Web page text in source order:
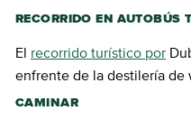
RECORRIDO EN AUTOBÚS
El recorrido turístico por
enfrente de la destilería de
CAMINAR